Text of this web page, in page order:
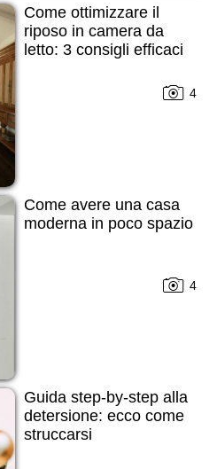
Come ottimizzare il
riposo in camera da
letto: 3 consigli efficaci
4
Come avere una casa
moderna in poco spazio
4
Guida step-by-step alla
detersione: ecco come
struccarsi